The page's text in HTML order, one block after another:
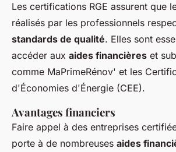
Les certifications RGE assurent que
réalisés par les professionnels
standards de qualité. Elles sont
accéder aux aides financières et
comme MaPrimeRénov' et les
d'Économies d'Énergie (CEE).
Avantages financiers
Faire appel à des entreprises
porte à de nombreuses aides